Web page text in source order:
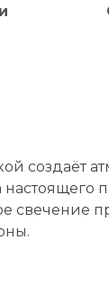
создаёт
свечение